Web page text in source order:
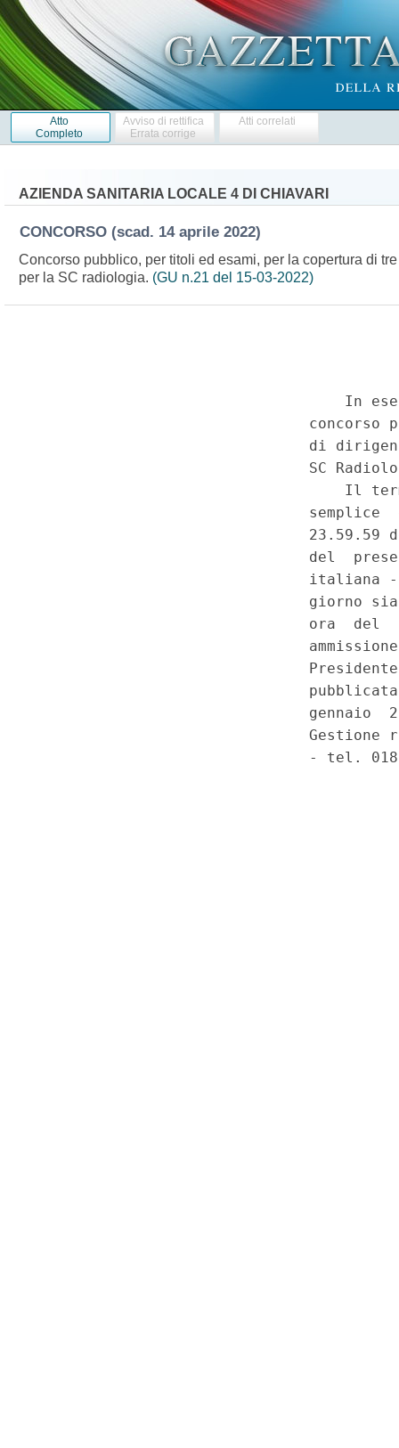
Atto
Completo
Avviso di rettifica
Errata corrige
Atti correlati
AZIENDA SANITARIA LOCALE 4 DI CHIAVARI
CONCORSO (scad. 14 aprile 2022)
Concorso pubblico, per titoli ed esami, per la copertura di
per la SC radiologia. (GU n.21 del 15-03-2022)